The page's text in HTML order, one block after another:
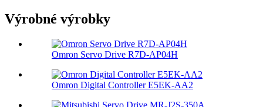
Výrobné výrobky
Omron Servo Drive R7D-AP04H
Omron Digital Controller E5EK-AA2